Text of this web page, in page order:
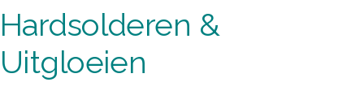
Hardsolderen &
Uitgloeien